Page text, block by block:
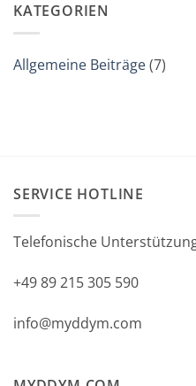
KATEGORIEN
Allgemeine Beiträge(7)
SERVICE HOTLINE
Telefonische
+49 89 215 305 590
info@myddym.com